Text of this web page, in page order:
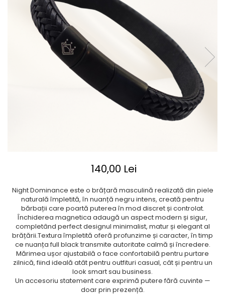
140,00 Lei
Night Dominance este o brățară masculină realizată din piele
naturală împletită, în nuanță negru intens, creată pentru
bărbații care poartă puterea în mod discret și controlat.
Închiderea magnetica adaugă un aspect modern și sigur,
completând perfect designul minimalist, matur și elegant al
brățării.Textura împletită oferă profunzime și caracter, în timp
ce nuanța full black transmite autoritate calmă și încredere.
Mărimea ușor ajustabilă o face confortabilă pentru purtare
zilnică, fiind ideală atât pentru outfituri casual, cât și pentru un
look smart sau business.
Un accesoriu statement care exprimă putere fără cuvinte —
doar prin prezență.